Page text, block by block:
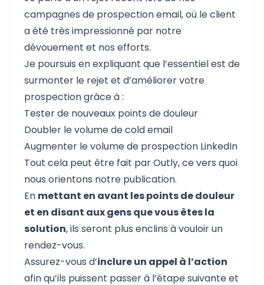
campagnes de prospection email, où le client
a été très impressionné par notre
dévouement et nos efforts.
Je poursuis en expliquant que l’essentiel est de
surmonter le rejet et d’améliorer votre
prospection grâce à :
Tester de nouveaux points de douleur
Doubler le volume de cold email
Augmenter le volume de prospection LinkedIn
Tout cela peut être fait par Outly, ce vers quoi
nous orientons notre publication.
En mettant en avant les points de douleur
et en disant aux gens que vous êtes la
solution, ils seront plus enclins à vouloir un
rendez-vous.
Assurez-vous d’inclure un appel à l’action
afin qu’ils puissent passer à l’étape suivante et